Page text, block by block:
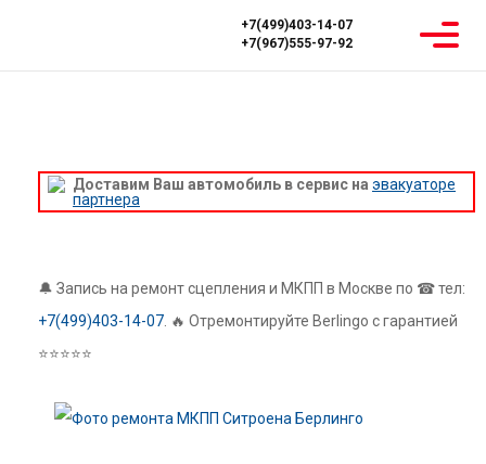
+7(499)403-14-07
+7(967)555-97-92
Доставим Ваш автомобиль в сервис на эвакуаторе
партнера
🔔 Запись на ремонт сцепления и МКПП в Москве по ☎ тел:
+7(499)403-14-07 . 🔥 Отремонтируйте Berlingo с гарантией
⭐⭐⭐⭐⭐